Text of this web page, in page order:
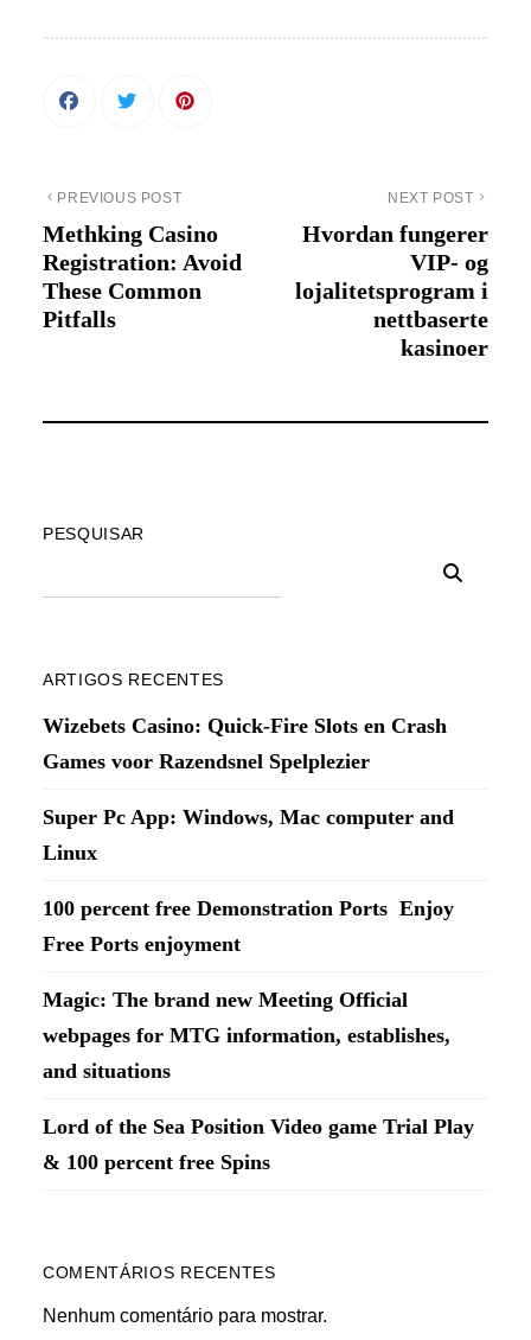
PREVIOUS POST
Methking Casino
Registration: Avoid
These Common
Pitfalls
NEXT POST
Hvordan fungerer
VIP- og
lojalitetsprogram i
nettbaserte
kasinoer
PESQUISAR
ARTIGOS RECENTES
Wizebets Casino: Quick‑Fire Slots en Crash
Games voor Razendsnel Spelplezier
Super Pc App: Windows, Mac computer and
Linux
100 percent free Demonstration Ports ️ Enjoy
Free Ports enjoyment
Magic: The brand new Meeting Official
webpages for MTG information, establishes,
and situations
Lord of the Sea Position Video game Trial Play
& 100 percent free Spins
COMENTÁRIOS RECENTES
Nenhum comentário para mostrar.